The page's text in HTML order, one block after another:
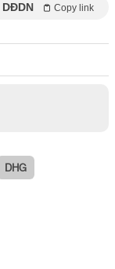
DĐDN Copy link
DHG